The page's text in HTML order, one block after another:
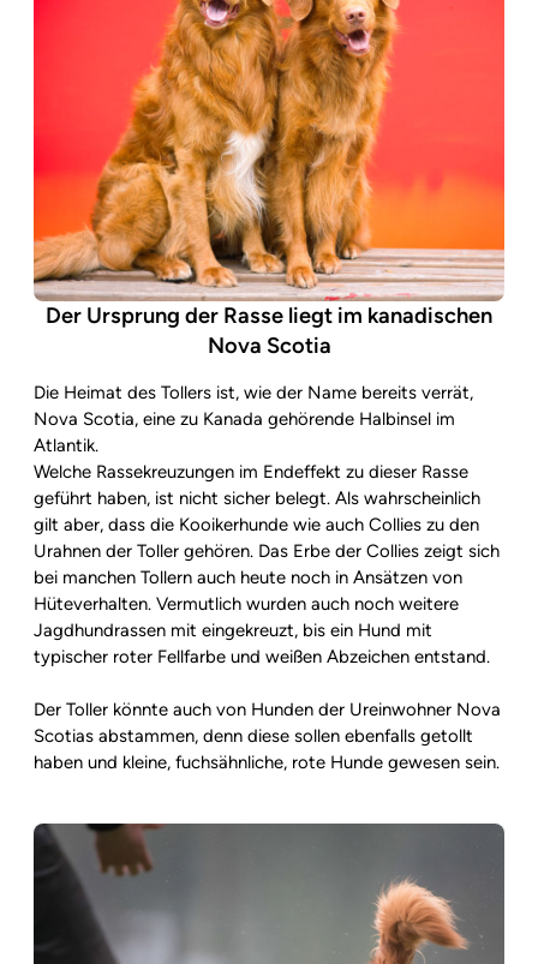
Der Ursprung der Rasse liegt im kanadischen
Nova Scotia
Die Heimat des Tollers ist, wie der Name bereits verrät,
Nova Scotia, eine zu Kanada gehörende Halbinsel im
Atlantik.
Welche Rassekreuzungen im Endeffekt zu dieser Rasse
geführt haben, ist nicht sicher belegt. Als wahrscheinlich
gilt aber, dass die Kooikerhunde wie auch Collies zu den
Urahnen der Toller gehören. Das Erbe der Collies zeigt sich
bei manchen Tollern auch heute noch in Ansätzen von
Hüteverhalten. Vermutlich wurden auch noch weitere
Jagdhundrassen mit eingekreuzt, bis ein Hund mit
typischer roter Fellfarbe und weißen Abzeichen entstand.
Der Toller könnte auch von Hunden der Ureinwohner Nova
Scotias abstammen, denn diese sollen ebenfalls getollt
haben und kleine, fuchsähnliche, rote Hunde gewesen sein.